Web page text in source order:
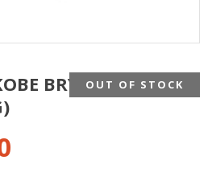
BRYANT EDITION
OUT OF STOCK